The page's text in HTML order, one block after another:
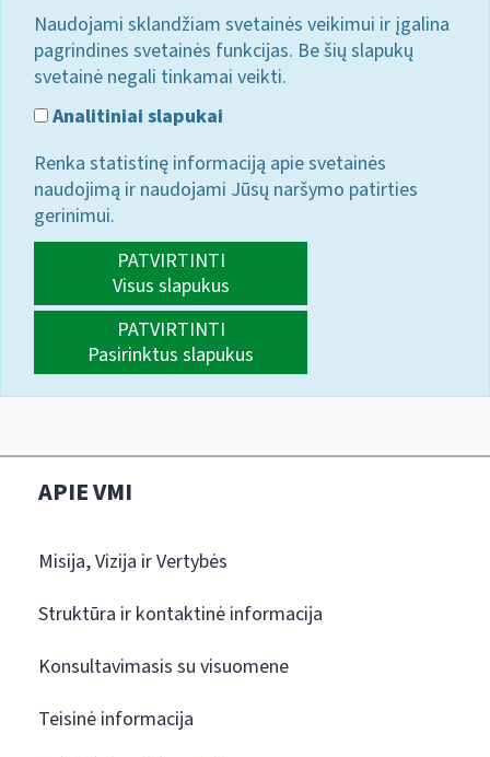
Naudojami sklandžiam svetainės veikimui ir įgalina
pagrindines svetainės funkcijas. Be šių slapukų
svetainė negali tinkamai veikti.
Analitiniai slapukai
Renka statistinę informaciją apie svetainės
naudojimą ir naudojami Jūsų naršymo patirties
gerinimui.
PATVIRTINTI
Visus slapukus
PATVIRTINTI
Pasirinktus slapukus
APIE VMI
Misija, Vizija ir Vertybės
Struktūra ir kontaktinė informacija
Konsultavimasis su visuomene
Teisinė informacija